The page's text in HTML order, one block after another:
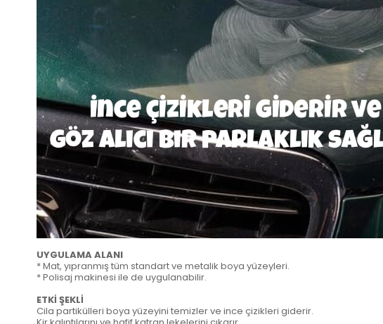
UYGULAMA ALANI
* Mat, yıpranmış tüm standart ve metalik boya yüzeyleri.
* Polisaj makinesi ile de uygulanabilir.
ETKİ ŞEKLİ
Cila partikülleri boya yüzeyini temizler ve ince çizikleri giderir.